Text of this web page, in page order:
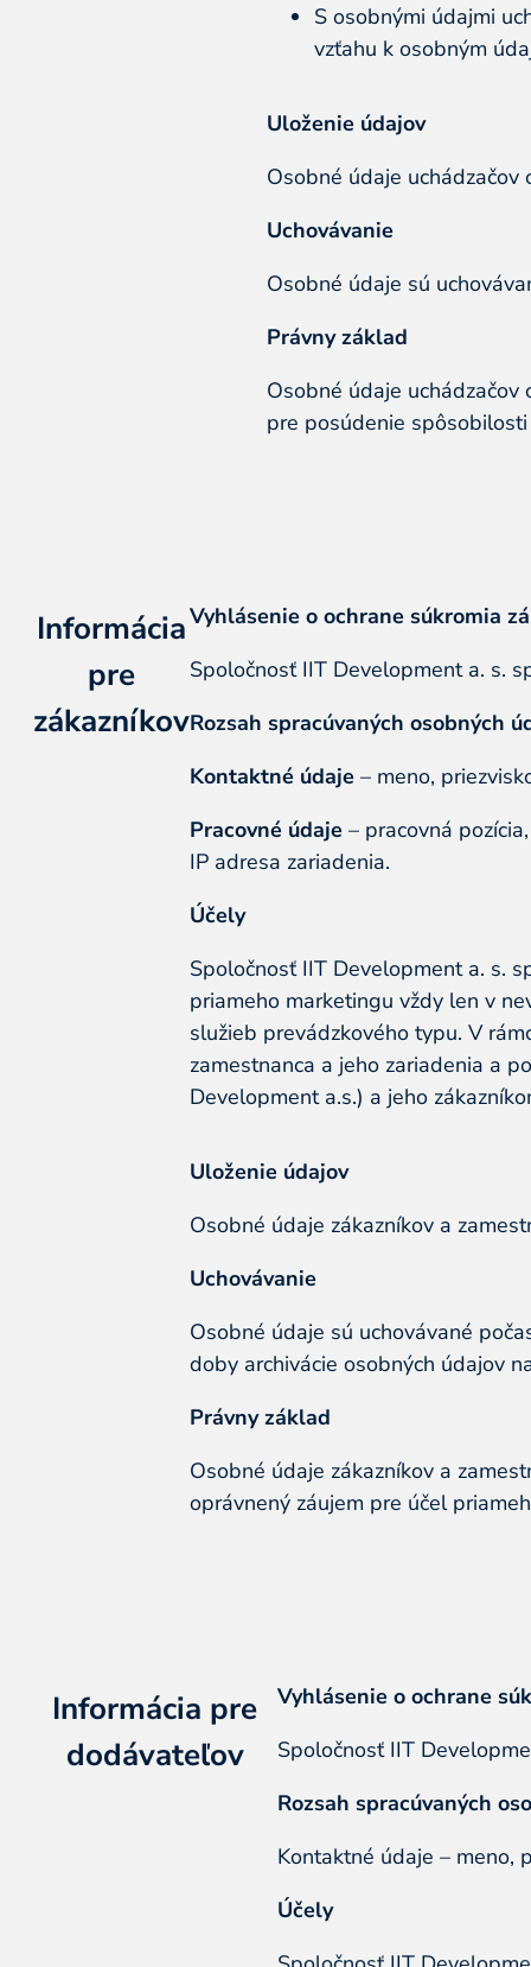
S osobnými údajmi
vzťahu k osobným
Uloženie údajov
Osobné údaje
Uchovávanie
Osobné údaje sú
Právny základ
Osobné údaje
pre posúdenie
Informácia
pre
zákazníkov
Vyhlásenie o ochrane súkromia
Spoločnosť IIT Development a. s.
Rozsah spracúvaných osobných
Kontaktné údaje – meno,
Pracovné údaje – pracovná
IP adresa zariadenia.
Účely
Spoločnosť IIT Development a. s.
priameho marketingu vždy len v
služieb prevádzkového typu. V
zamestnanca a jeho zariadenia a
Development a.s.) a jeho
Uloženie údajov
Osobné údaje zákazníkov a
Uchovávanie
Osobné údaje sú uchovávané
doby archivácie osobných údajov
Právny základ
Osobné údaje zákazníkov a
oprávnený záujem pre účel
Informácia pre
dodávateľov
Vyhlásenie o ochrane
Spoločnosť IIT
Rozsah spracúvaných
Kontaktné údaje – meno,
Účely